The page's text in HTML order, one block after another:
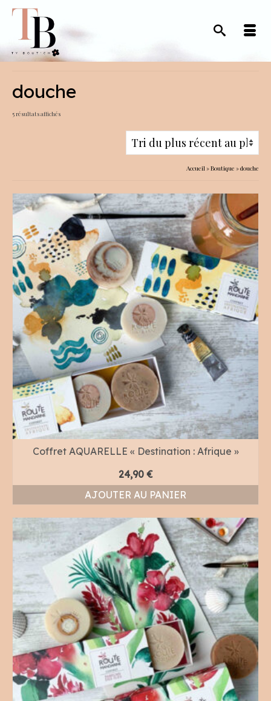
douche
5 résultats affichésTrié
ancien
Accueil»Boutique »douche
Coffret AQUARELLE « Destination : Afrique »
24,90 €
AJOUTER AU PANIER